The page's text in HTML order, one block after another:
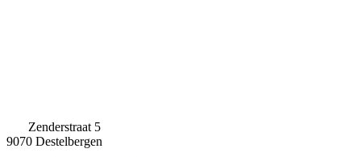
Zenderstraat 5
9070 Destelbergen